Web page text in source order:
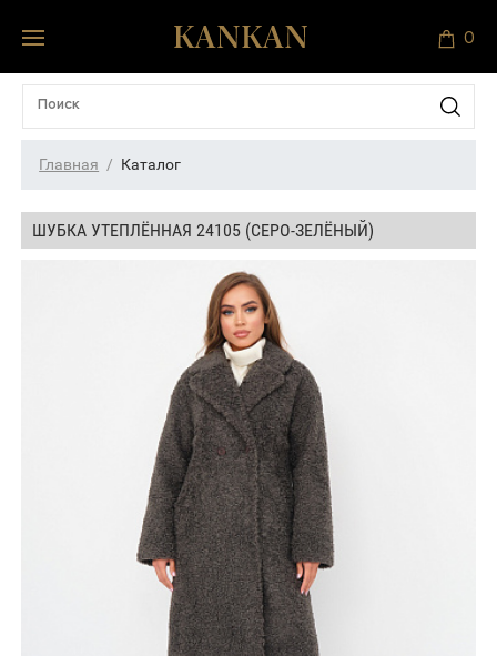
0
Главная Каталог
ШУБКА УТЕПЛЁННАЯ 24105 (СЕРО-ЗЕЛЁНЫЙ)